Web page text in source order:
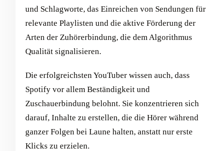
und Schlagworte, das Einreichen von Sendungen für
relevante Playlisten und die aktive Förderung der
Arten der Zuhörerbindung, die dem Algorithmus
Qualität signalisieren.
Die erfolgreichsten YouTuber wissen auch, dass
Spotify vor allem Beständigkeit und
Zuschauerbindung belohnt. Sie konzentrieren sich
darauf, Inhalte zu erstellen, die die Hörer während
ganzer Folgen bei Laune halten, anstatt nur erste
Klicks zu erzielen.